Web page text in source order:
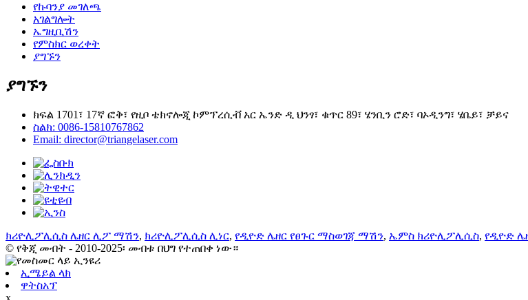
የኩባንያ መገለጫ
አገልግሎት
ኤግዚቢሽን
የምስክር ወረቀት
ያግኙን
ያግኙን
ክፍል 1701፣ 17ኛ ፎቅ፣ የዚቦ ቴክኖሎጂ ኮምፕረሲቭ አር ኤንድ ዲ ህንፃ፣ ቁጥር 89፣ ሄንቢን ሮድ፣ ባኦዲንግ፣ ሄቤይ፣ ቻይና
ስልክ: 0086-15810767862
Email: director@triangelaser.com
ክሪዮሊፖሊሲስ ሌዘር ሊፖ ማሽን, ክሪዮሊፖሊሲስ ሊነር, የዲዮድ ሌዘር የፀጉር ማስወገጃ ማሽን, ኤምስ ክሪዮሊፖሊሲስ, የዲዮድ
© የቅጂ መብት - 2010-2025፡ መብቱ በህግ የተጠበቀ ነው።
ኢሜይል ላክ
ዋትስአፕ
x